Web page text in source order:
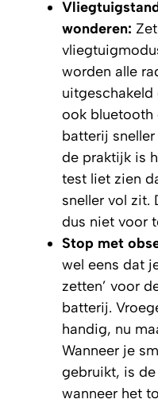
wonderen:
worden alle
ook bluetooth
batterij
de praktijk is
test liet zien
sneller vol zit.
dus niet voor
Stop met
wel eens dat
zetten’ voor
batterij.
handig, nu
Wanneer je
gebruikt, is
wanneer het